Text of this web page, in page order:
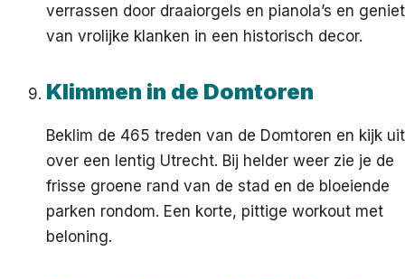
verrassen door draaiorgels en pianola’s en geniet
van vrolijke klanken in een historisch decor.
Klimmen in de Domtoren
Beklim de 465 treden van de Domtoren en kijk uit
over een lentig Utrecht. Bij helder weer zie je de
frisse groene rand van de stad en de bloeiende
parken rondom. Een korte, pittige workout met
beloning.